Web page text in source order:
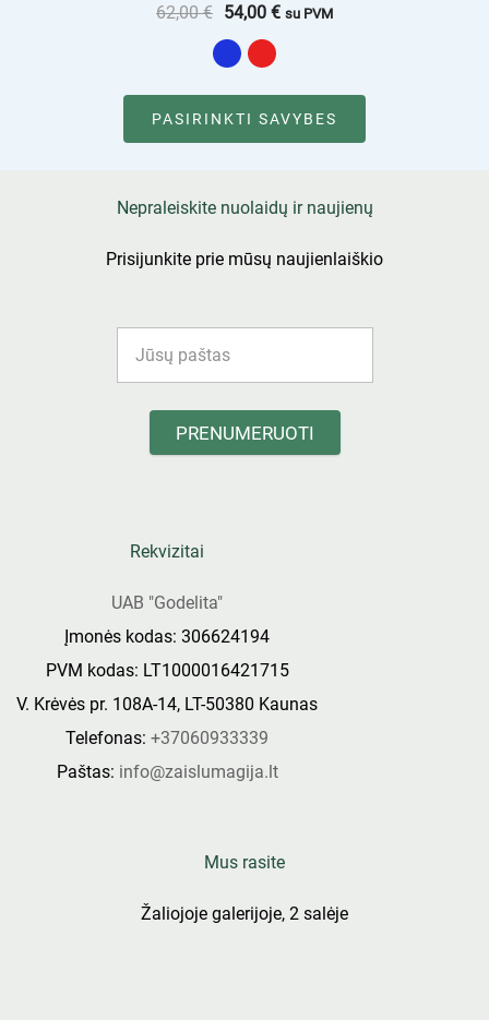
62,00€ 54,00 € su PVM
PASIRINKTI SAVYBES
Nepraleiskite nuolaidų ir naujienų
Prisijunkite prie mūsų naujienlaiškio
PRENUMERUOTI
Rekvizitai
UAB "Godelita"
Įmonės kodas: 306624194
PVM kodas: LT1000016421715
V. Krėvės pr. 108A-14, LT-50380 Kaunas
Telefonas: +37060933339
Paštas: info@zaislumagija.lt
Mus rasite
Žaliojoje galerijoje, 2 salėje